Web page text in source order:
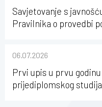
Savjetovanje s
Pravilnika o provedbi
Osijeku
06.07.2026
Prvi upis u prvu
prijediplomskog